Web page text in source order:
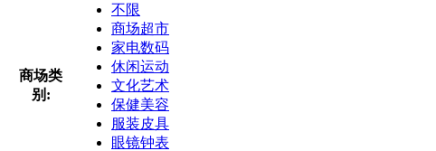
商场类
别:
不限
商场超市
家电数码
休闲运动
文化艺术
保健美容
服装皮具
眼镜钟表